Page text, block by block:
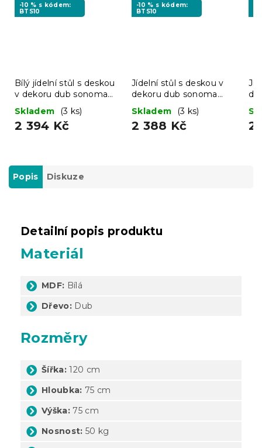
-10 % s kódem:
BTS10
Bílý jídelní stůl s deskou
v dekoru dub sonoma
MADO 120x80
Skladem (3 ks)
2 394 Kč
-10 % s kódem:
BTS10
Jídelní stůl s deskou v
dekoru dub sonoma
UMEKO 120x80
Skladem (3 ks)
2 388 Kč 2
Popis Diskuze
Detailní popis produktu
Materiál
MDF: Bílá
Dřevo: Dub
Rozměry
Šířka: 120 cm
Hloubka: 75 cm
Výška: 75 cm
Nosnost: 50 kg